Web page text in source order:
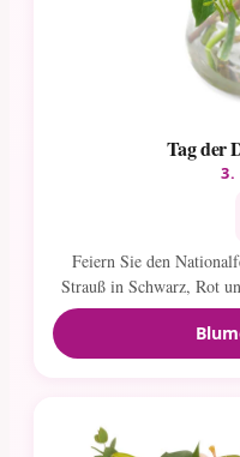
Tag der
3.
Feiern Sie den
Strauß in Schwarz, Rot